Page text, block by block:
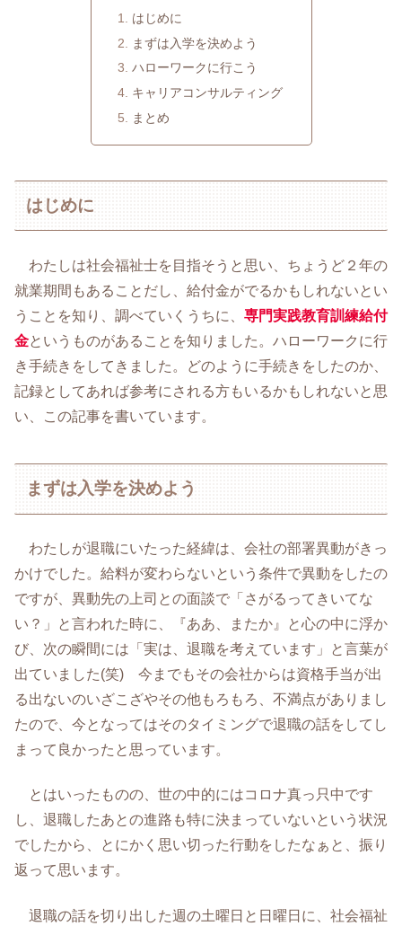
はじめに
まずは入学を決めよう
ハローワークに行こう
キャリアコンサルティング
まとめ
はじめに
わたしは社会福祉士を目指そうと思い、ちょうど２年の
就業期間もあることだし、給付金がでるかもしれないとい
うことを知り、調べていくうちに、 専門実践教育訓練給付
金というものがあることを知りました。ハローワークに行
き手続きをしてきました。どのように手続きをしたのか、
記録としてあれば参考にされる方もいるかもしれないと思
い、この記事を書いています。
まずは入学を決めよう
わたしが退職にいたった経緯は、会社の部署異動がきっ
かけでした。給料が変わらないという条件で異動をしたの
ですが、異動先の上司との面談で「さがるってきいてな
い？」と言われた時に、『ああ、またか』と心の中に浮か
び、次の瞬間には「実は、退職を考えています」と言葉が
出ていました(笑) 今までもその会社からは資格手当が出
る出ないのいざこざやその他もろもろ、不満点がありまし
たので、今となってはそのタイミングで退職の話をしてし
まって良かったと思っています。
とはいったものの、世の中的にはコロナ真っ只中です
し、退職したあとの進路も特に決まっていないという状況
でしたから、とにかく思い切った行動をしたなぁと、振り
返って思います。
退職の話を切り出した週の土曜日と日曜日に、社会福祉